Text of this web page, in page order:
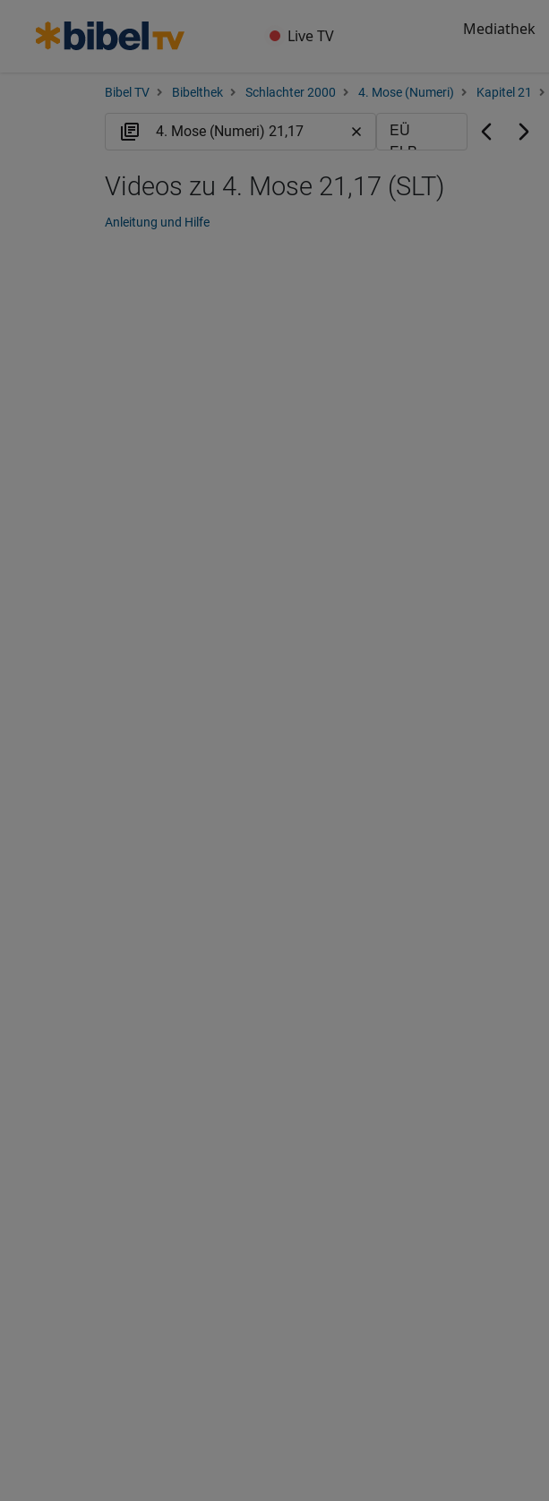
Live TV Mediathek
Bibel TV Bibelthek Schlachter 2000 4. Mose (Numeri) Kapitel 21
Videos zu 4. Mose 21,17 (SLT)
Anleitung und Hilfe